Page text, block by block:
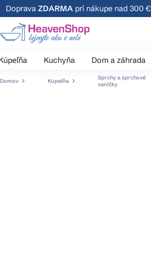
Prejsť
na
obsah
Doprava ZDARMA pri nákupe nad 300 €
Kuchyňa Dom a záhrada
Domov Kúpeľňa
Sprchy a sprchové
vaničky